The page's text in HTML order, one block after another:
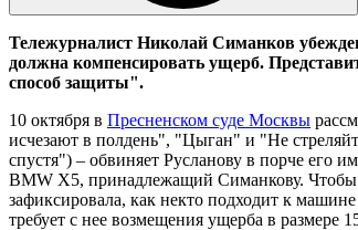
Тележурналист Николай Симанков
должна компенсировать ущерб.
способ защиты".
10 октября в Пресненском суде Москвы
исчезают в полдень", "Цыган" и "Не
спустя") – обвиняет Русланову в порче его
BMW X5, принадлежащий Симанкову. Чтобы
зафиксировала, как некто подходит к
требует с нее возмещения ущерба в